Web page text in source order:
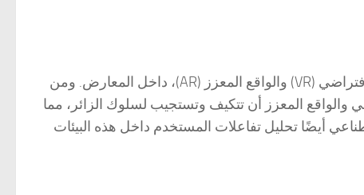
يستطيع الذكاء الاصطناعي تضخيم تأثير التقنيات الغامرة، مثل الواقع الافتراضي (VR) والواقع المعزز (AR)، داخل المعارض. ومن
والواقع المعزز أن تتكيف وتستجيب لسلوك الزائر، مما
أيضًا تحليل تفاعلات المستخدم داخل هذه البيئات